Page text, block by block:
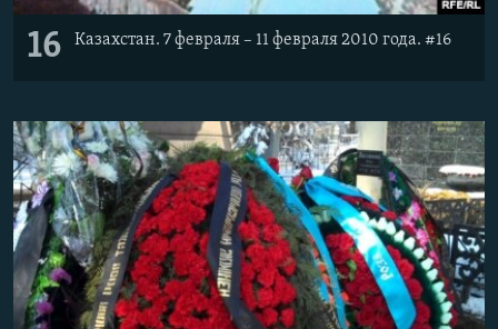
16 Казахстан. 7 февраля – 11 февраля 2010 года. #16